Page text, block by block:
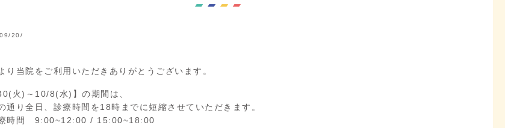
20/
り当院をご利用いただきありがとうございます。
火)～10/8(水)】の期間は、
通り全日、診療時間を18時までに短縮させていただきます。
時間 9:00~12:00 / 15:00~18:00